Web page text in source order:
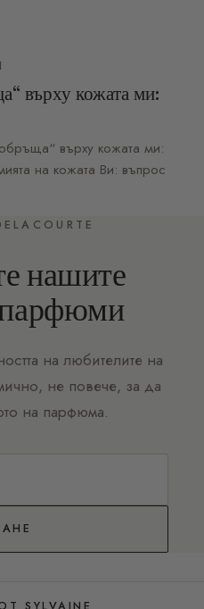
върху кожата ми:
върху кожата ми:
на кожата Ви: въпрос
нашите
парфюми
на любителите на
не повече, за да
на парфюма.